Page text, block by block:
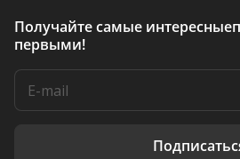
Получайте самые интересные
первыми!